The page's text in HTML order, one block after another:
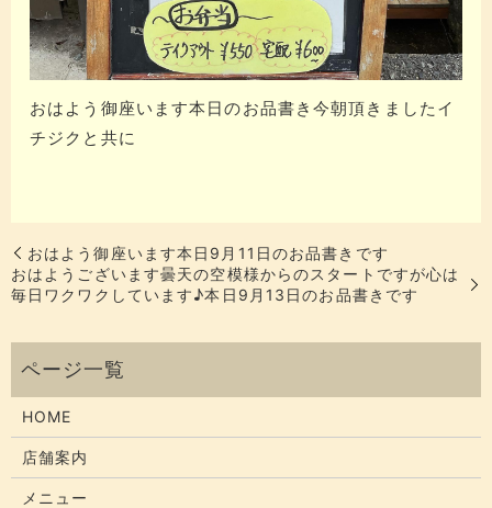
おはよう御座います本日のお品書き今朝頂きましたイ
チジクと共に
おはよう御座います本日9月11日のお品書きです
おはようございます曇天の空模様からのスタートですが心は
毎日ワクワクしています♪本日9月13日のお品書きです
HOME
店舗案内
メニュー